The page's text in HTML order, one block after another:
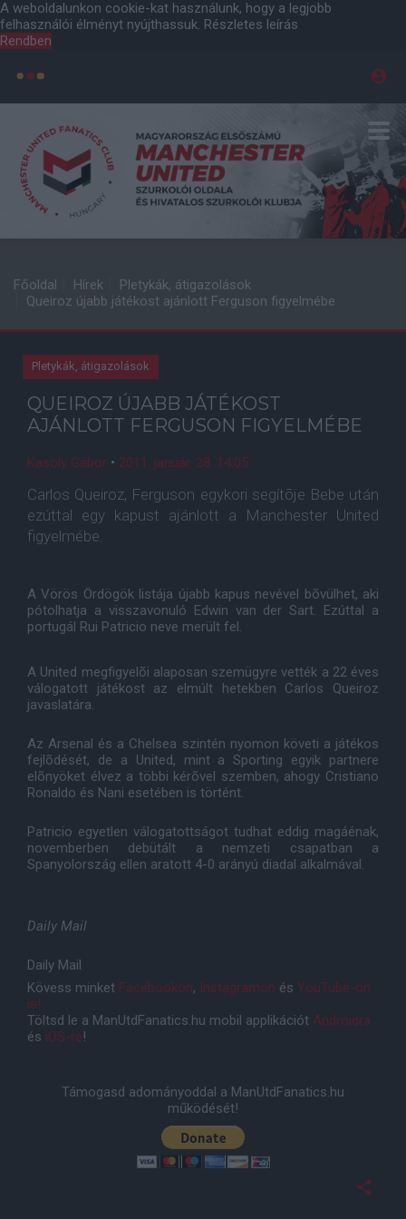
A weboldalunkon cookie-kat használunk, hogy a legjobb
felhasználói élményt nyújthassuk. Részletes leírás
Rendben
Főoldal Hírek
Pletykák, átigazolások
Queiroz újabb játékost ajánlott Ferguson figyelmébe
Pletykák, átigazolások
QUEIROZ ÚJABB JÁTÉKOST
AJÁNLOTT FERGUSON FIGYELMÉBE
Kasoly Gábor • 2011. január. 28. 14:05
Carlos Queiroz, Ferguson egykori segítõje Bebe után
ezúttal egy kapust ajánlott a Manchester United
figyelmébe.
A Vörös Ördögök listája újabb kapus nevével bõvülhet, aki
pótolhatja a visszavonuló Edwin van der Sart. Ezúttal a
portugál Rui Patricio neve merült fel.
A United megfigyelõi alaposan szemügyre vették a 22 éves
válogatott játékost az elmúlt hetekben Carlos Queiroz
javaslatára.
Az Arsenal és a Chelsea szintén nyomon követi a játékos
fejlõdését, de a United, mint a Sporting egyik partnere
elõnyöket élvez a többi kérõvel szemben, ahogy Cristiano
Ronaldo és Nani esetében is történt.
Patricio egyetlen válogatottságot tudhat eddig magáénak,
novemberben debütált a nemzeti csapatban a
Spanyolország ellen aratott 4-0 arányú diadal alkalmával.
Daily Mail
Daily Mail
Kövess minket Facebookon, Instagramon és YouTube-on
is!
Töltsd le a ManUtdFanatics.hu mobil applikációt Androidra
és iOS-re!
Támogasd adományoddal a ManUtdFanatics.hu
működését!